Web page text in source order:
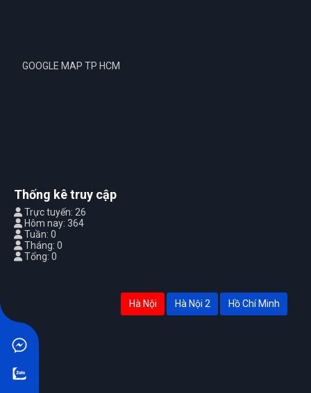
GOOGLE MAP TP HCM
Thống kê truy cập
Trực tuyến: 26
Hôm nay: 364
Tuần: 0
Tháng: 0
Tổng: 0
Hà Nội Hà Nội 2 Hồ Chí Minh